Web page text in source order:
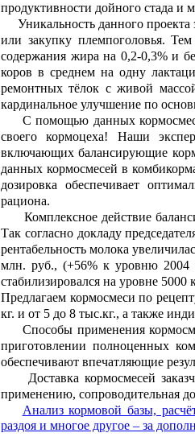
продуктивности дойного стада и
Уникальность данного проекта
или закупку племпоголовья.
содержания жира на 0,2-0,3% и
коров в среднем на одну
ремонтных тёлок с живой
кардинальное улучшение по
С помощью данных
своего кормоцеха! Наши
включающих балансирующие
данных кормосмесей в
дозировка обеспечивает
рациона.
Комплексное действие
Так согласно докладу
рентабельность молока
млн. руб., (+56% к уровню 2004
стабилизировался на уровне 5000
Предлагаем кормосмеси по
кг. и от 5 до 8 тыс.кг., а также
Способы применения
приготовлении полноценных
обеспечивают впечатляющие
Доставка кормосмесей
применению, сопроводительная
Анализ кормовой базы,
раздоя и многое другое – за